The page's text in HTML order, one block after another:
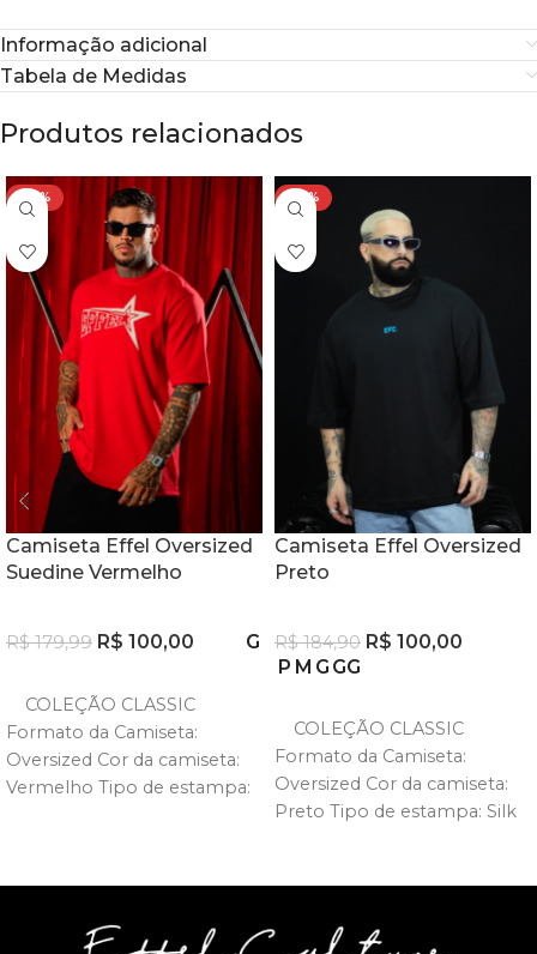
Informação adicional
Tabela de Medidas
Produtos relacionados
-44%
Camiseta Effel Oversized
Suedine Vermelho
R$179,99 R$ 100,00 G
COLEÇÃO CLASSIC
Formato da Camiseta:
Oversized Cor da camiseta:
Vermelho Tipo de estampa:
-46%
Camiseta Effel Oversized
Preto
R$184,90 R$ 100,00
P M G GG
COLEÇÃO CLASSIC
Formato da Camiseta:
Oversized Cor da camiseta:
Preto Tipo de estampa: Silk